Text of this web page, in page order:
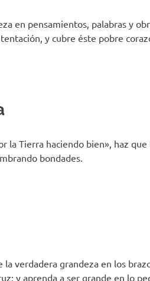
en pensamientos, palabras y
y cubre éste pobre
la Tierra haciendo bien», haz
bondades.
la verdadera grandeza en los
y aprenda a ser grande en lo